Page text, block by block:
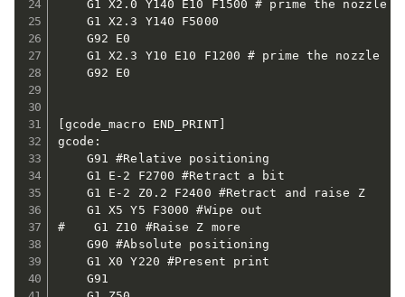
    G1 X2.0 Y140 E10 F1500 # prime the nozzle
    G1 X2.3 Y140 F5000
    G92 E0
    G1 X2.3 Y10 E10 F1200 # prime the nozzle
    G92 E0
[gcode_macro END_PRINT]
gcode:
    G91 #Relative positioning
    G1 E-2 F2700 #Retract a bit
    G1 E-2 Z0.2 F2400 #Retract and raise Z
    G1 X5 Y5 F3000 #Wipe out
#    G1 Z10 #Raise Z more
    G90 #Absolute positioning
    G1 X0 Y220 #Present print
    G91